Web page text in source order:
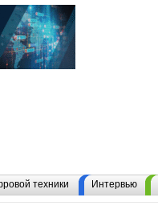
техники Интервью